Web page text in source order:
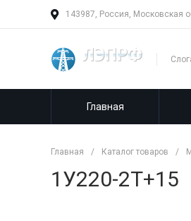
143987, Россия, Московская
Главная
Главная / Каталог товаров /
1У220-2T+15